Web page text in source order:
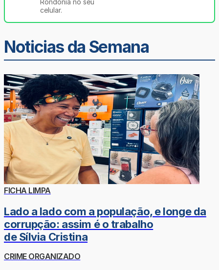
celular.
Noticias da Semana
FICHA LIMPA
Lado a lado com a população, e longe da
corrupção: assim é o trabalho
de Sílvia Cristina
CRIME ORGANIZADO